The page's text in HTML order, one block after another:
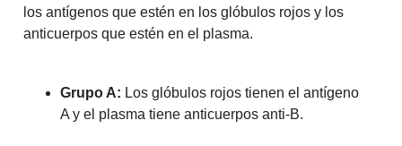
los antígenos que estén en los glóbulos rojos y los
anticuerpos que estén en el plasma.
Grupo A: Los glóbulos rojos tienen el antígeno
A y el plasma tiene anticuerpos anti-B.